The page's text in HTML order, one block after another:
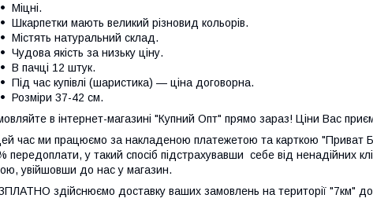
Міцні.
Шкарпетки мають великий різновид кольорів.
Містять натуральний склад.
Чудова якість за низьку ціну.
В пачці 12 штук.
Під час купівлі (шаристика) — ціна договорна.
Розміри 37-42 см.
в інтернет-магазині "Купний Опт" прямо зараз! Ціни Вас
час ми працюємо за накладеною платежетою та карткою "Приват
передоплати, у такий спосіб підстрахувавши себе від ненадійних
увійшовши до нас у магазин.
здійснюємо доставку ваших замовлень на території "7км" до